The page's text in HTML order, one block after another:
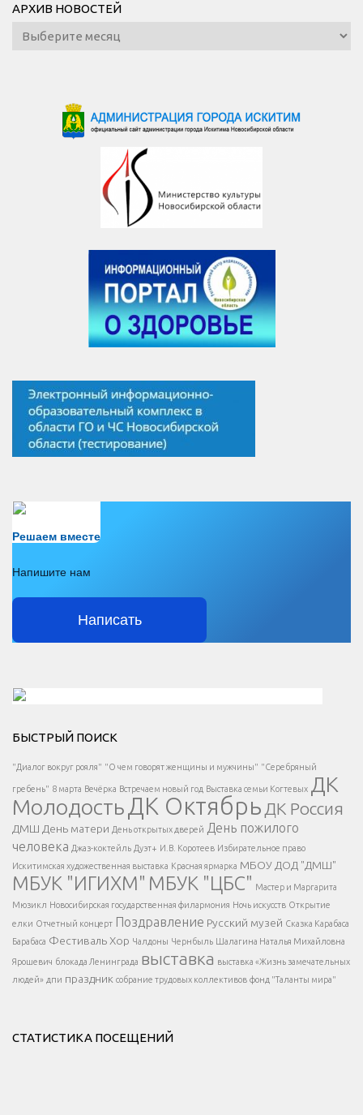
АРХИВ НОВОСТЕЙ
Архив
новостей
Решаем вместе
Напишите нам
Написать
Есть вопрос?
Напишите нам
</span >
Написать
</button >
</div >
</div > </div >
БЫСТРЫЙ ПОИСК
"Диалог вокруг рояля" "О чем говорят женщины и мужчины" "Серебряный
гребень" 8 марта Вечёрка Встречаем новый год Выставка семьи Когтевых ДК
МолодостьДК Октябрь ДК Россия
ДМШ День матери День открытых дверей День пожилого
человека Джаз-коктейль Дуэт+ И.В. Коротеев Избирательное право
Искитимская художественная выставка Красная ярмарка МБОУ ДОД "ДМШ"
МБУК "ИГИХМ" МБУК "ЦБС" Мастер и Маргарита
Мюзикл Новосибирская государственная филармония Ночь искусств Открытие
елки Отчетный концерт Поздравление Русский музей Сказка Карабаса
Барабаса Фестиваль Хор Чалдоны Чернбыль Шалагина Наталья Михайловна
Ярошевич блокада Ленинграда выставка выставка «Жизнь замечательных
людей» дпи праздник собрание трудовых коллективов фонд "Таланты мира"
СТАТИСТИКА ПОСЕЩЕНИЙ